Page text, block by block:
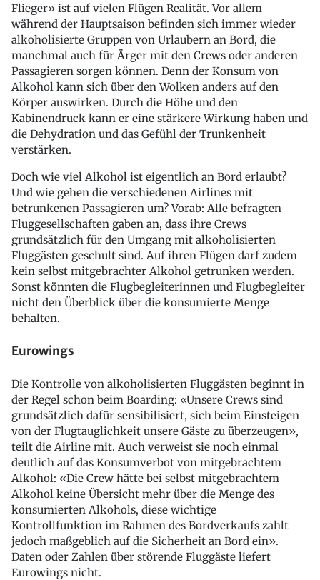
Flieger» ist auf vielen Flügen Realität. Vor allem
während der Hauptsaison befinden sich immer wieder
alkoholisierte Gruppen von Urlaubern an Bord, die
manchmal auch für Ärger mit den Crews oder anderen
Passagieren sorgen können. Denn der Konsum von
Alkohol kann sich über den Wolken anders auf den
Körper auswirken. Durch die Höhe und den
Kabinendruck kann er eine stärkere Wirkung haben und
die Dehydration und das Gefühl der Trunkenheit
verstärken.
Doch wie viel Alkohol ist eigentlich an Bord erlaubt?
Und wie gehen die verschiedenen Airlines mit
betrunkenen Passagieren um? Vorab: Alle befragten
Fluggesellschaften gaben an, dass ihre Crews
grundsätzlich für den Umgang mit alkoholisierten
Fluggästen geschult sind. Auf ihren Flügen darf zudem
kein selbst mitgebrachter Alkohol getrunken werden.
Sonst könnten die Flugbegleiterinnen und Flugbegleiter
nicht den Überblick über die konsumierte Menge
behalten.
Eurowings
Die Kontrolle von alkoholisierten Fluggästen beginnt in
der Regel schon beim Boarding: «Unsere Crews sind
grundsätzlich dafür sensibilisiert, sich beim Einsteigen
von der Flugtauglichkeit unsere Gäste zu überzeugen»,
teilt die Airline mit. Auch verweist sie noch einmal
deutlich auf das Konsumverbot von mitgebrachtem
Alkohol: «Die Crew hätte bei selbst mitgebrachtem
Alkohol keine Übersicht mehr über die Menge des
konsumierten Alkohols, diese wichtige
Kontrollfunktion im Rahmen des Bordverkaufs zahlt
jedoch maßgeblich auf die Sicherheit an Bord ein».
Daten oder Zahlen über störende Fluggäste liefert
Eurowings nicht.